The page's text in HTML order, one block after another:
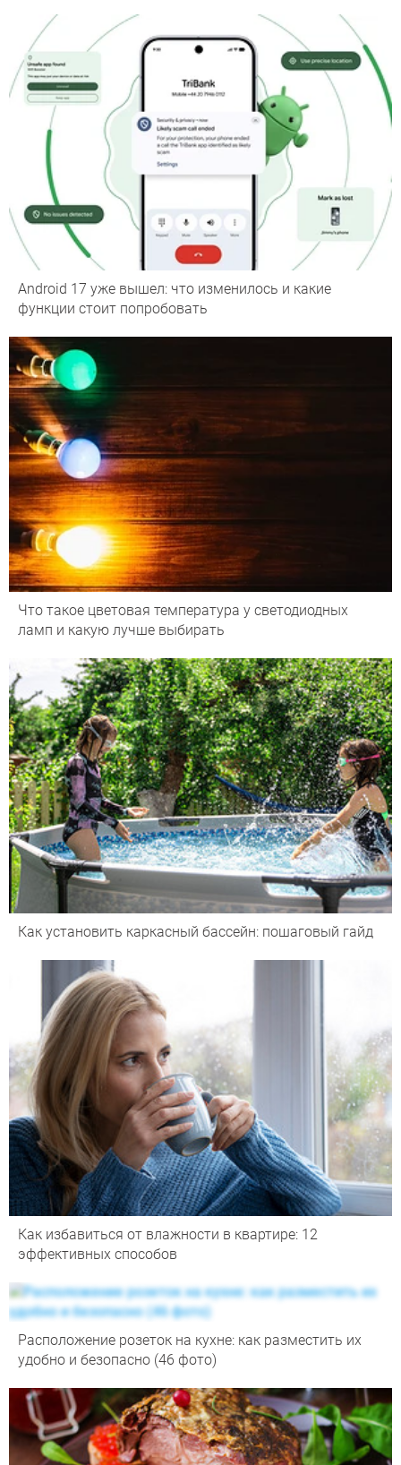
Android 17 уже вышел: что изменилось и какие
функции стоит попробовать
Что такое цветовая температура у светодиодных
ламп и какую лучше выбирать
Как установить каркасный бассейн: пошаговый гайд
Как избавиться от влажности в квартире: 12
эффективных способов
Расположение розеток на кухне: как разместить их
удобно и безопасно (46 фото)